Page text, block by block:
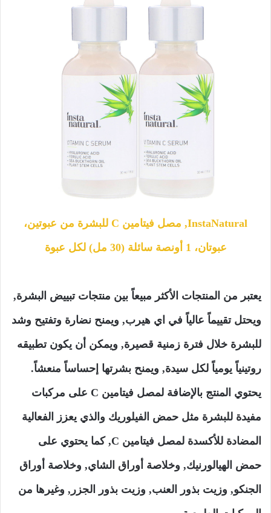
InstaNatural, مصل فيتامين C للبشرة من عبوتين،
عبوتان، 1 أونصة سائلة (30 مل) لكل عبوة
يعتبر من المنتجات الأكثر مبيعاً بين منتجات تبييض البشرة,
ويحتل تقييماً عالياً في اي هيرب, ويمنح نضارة وتفتيح وشد
للبشرة خلال فترة زمنية قصيرة, ويمكن أن يكون تطبيقه
روتينياً يومياً لكل سيدة, ويمنح بشرتها إحساساً منعشاً.
يحتوي المنتج بالإضافة لمصل فيتامين C على مركبات
مفيدة للبشرة مثل حمض الفيلوريك والذي يعزز الفعالية
المضادة للأكسدة لمصل فيتامين C, كما يحتوي على
حمض الهيالورنيك, وخلاصة أوراق الشاي, وخلاصة أوراق
الجنكو, وزيت بذور العنب, وزيت بذور الجزر, وغيرها من